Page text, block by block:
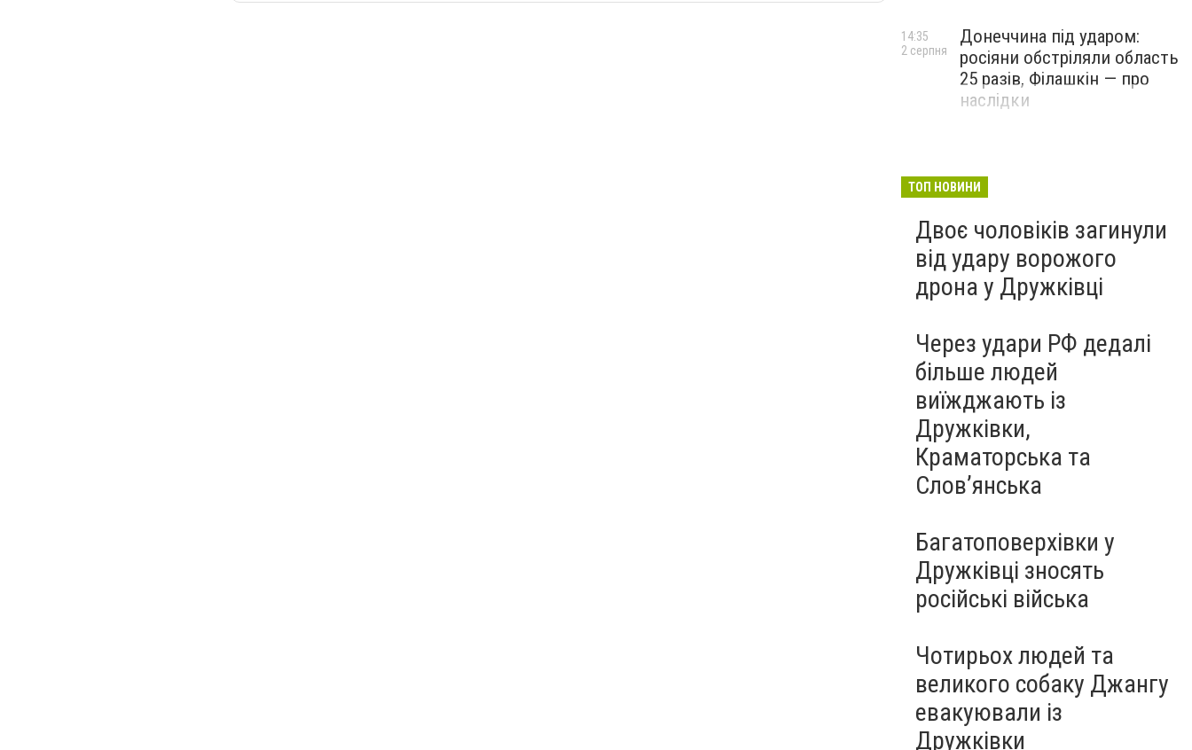
Донеччина під ударом:
росіяни обстріляли область
25 разів, Філашкін — про
наслідки
14:35
2 серпня
ТОП НОВИНИ
Двоє чоловіків загинули
від удару ворожого
дрона у Дружківці
Через удари РФ дедалі
більше людей
виїжджають із
Дружківки,
Краматорська та
Слов’янська
Багатоповерхівки у
Дружківці зносять
російські війська
Чотирьох людей та
великого собаку Джангу
евакуювали із
Дружківки